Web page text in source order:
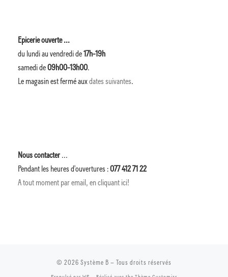
Epicerie ouverte ...
du lundi au vendredi de17h-19h
samedi de09h00-13h00.
Le magasin est fermé auxdates suivantes.
Nous contacter...
Pendant les heures d'ouvertures :077 412 71 22
A tout moment par email, en cliquant ici!
© 2026 Système B – Tous droits réservés